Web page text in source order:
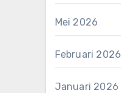
Mei 2026
Februari 2026
Januari 2026